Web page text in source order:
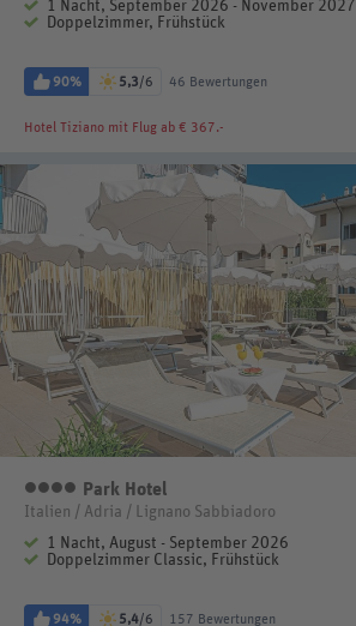
1 Nacht, September 2026 - November 2027
Doppelzimmer, Frühstück
90% 5,3/6 46 Bewertungen
Hotel Tiziano mit Flug ab € 367.-
4 Sterne
Park Hotel
Italien / Adria / Lignano Sabbiadoro
1 Nacht, August - September 2026
Doppelzimmer Classic, Frühstück
94% 5,4/6 157 Bewertungen